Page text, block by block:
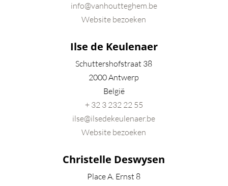
info@vanhoutteghem.be
Website bezoeken
Ilse de Keulenaer
Schuttershofstraat 38
2000 Antwerp
België
+ 32 3 232 22 55
ilse@ilsedekeulenaer.be
Website bezoeken
Christelle Deswysen
Place A. Ernst 8